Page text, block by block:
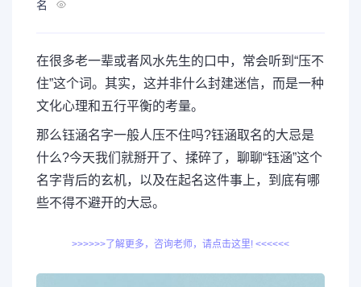
名
在很多老一辈或者风水先生的口中，常会听到“压不
住”这个词。其实，这并非什么封建迷信，而是一种
文化心理和五行平衡的考量。
那么钰涵名字一般人压不住吗?钰涵取名的大忌是
什么?今天我们就掰开了、揉碎了，聊聊“钰涵”这个
名字背后的玄机，以及在起名这件事上，到底有哪
些不得不避开的大忌。
>>>>>>了解更多，咨询老师，请点击这里! <<<<<<